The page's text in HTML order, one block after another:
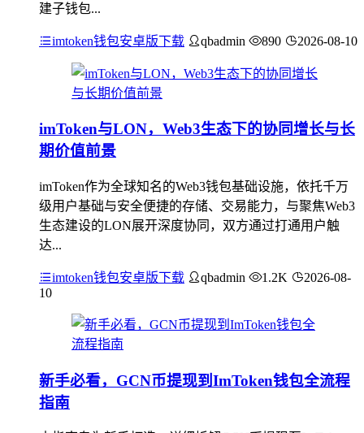
建子钱包...
imtoken钱包安卓版下载 qbadmin 890 2026-08-10
imToken与LON，Web3生态下的协同增长与长
期价值前景
imToken作为全球知名的Web3钱包基础设施，依托千万
级用户基础与安全便捷的存储、交易能力，与聚焦Web3
生态建设的LON展开深度协同，双方通过打通用户触
达...
imtoken钱包安卓版下载 qbadmin 1.2K
2026-08-
10
新手必看，GCN币提现到ImToken钱包全流程
指南